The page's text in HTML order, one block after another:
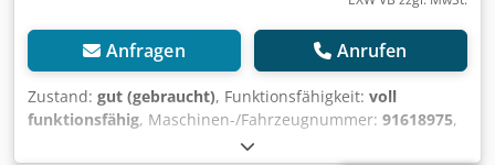
Anfragen Anrufen
Zustand: gut (gebraucht), Funktionsfähigkeit: voll
funktionsfähig, Maschinen-/Fahrzeugnummer: 91618975,
, Betriebsstunden: